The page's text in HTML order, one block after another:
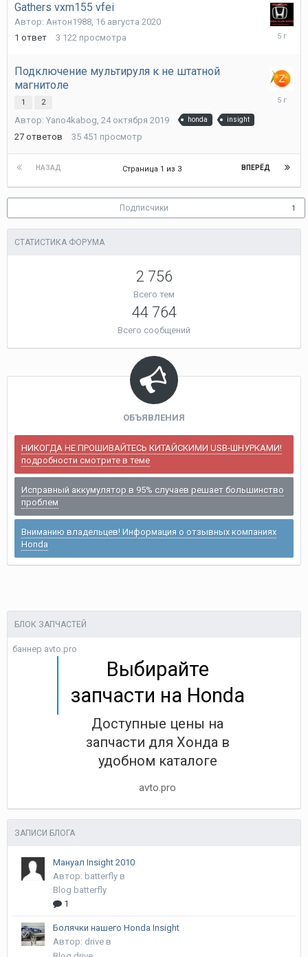
Gathers vxm155 vfei
Автор: Антон1988, 16 августа 2020
1 ответ 3 122 просмотра
16
Подключение мультируля к не штатной
магнитоле
1 2
Автор: Yano4kabog, 24 октября 2019 honda insight
27 ответов 35 451 просмотр
13
НАЗАД ВПЕРЁД
Страница 1 из 3
Подписчики 1
СТАТИСТИКА ФОРУМА
2 756
Всего тем
44 764
Всего сообщений
ОБЪЯВЛЕНИЯ
НИКОГДА НЕ ПРОШИВАЙТЕСЬ КИТАЙСКИМИ USB-ШНУРКАМИ!
подробности смотрите в теме
Исправный аккумулятор в 95% случаев решает большинство
проблем
Вниманию владельцев! Информация о отзывных компаниях
Honda
БЛОК ЗАПЧАСТЕЙ
баннер avto.pro
Выбирайте
запчасти на Honda
Доступные цены на
запчасти для Хонда в
удобном каталоге
avto.pro
ЗАПИСИ БЛОГА
Мануал Insight 2010
Автор: batterfly в
Blog batterfly
1
Болячки нашего Honda Insight
Автор: drive в